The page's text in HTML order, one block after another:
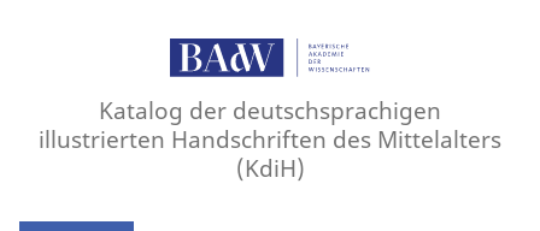
Katalog der deutschsprachigen
illustrierten Handschriften des Mittelalters
(KdiH)